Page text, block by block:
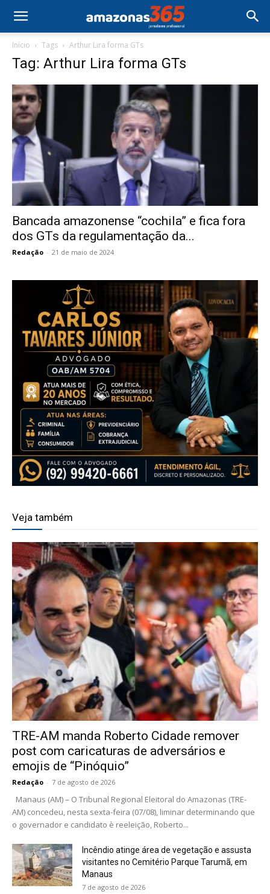
Início Tags Arthur Lira forma GTs
Tag: Arthur Lira forma GTs
Bancada amazonense “cochila” e fica fora
dos GTs da regulamentação da...
Redação - 21 de maio de 2024
Veja também
TRE-AM manda Roberto Cidade remover
post com caricaturas de adversários e
emojis de “Pinóquio”
Redação - 7 de agosto de 2026
Manaus (AM) – O Tribunal Regional Eleitoral do Amazonas (TRE-
AM) concedeu, nesta sexta-feira (07/08), liminar determinando que
o governador e candidato è reeleição, Roberto...
Incêndio atinge área de vegetação e assusta
visitantes no Cemitério Parque Tarumã, em
Manaus
7 de agosto de 2026